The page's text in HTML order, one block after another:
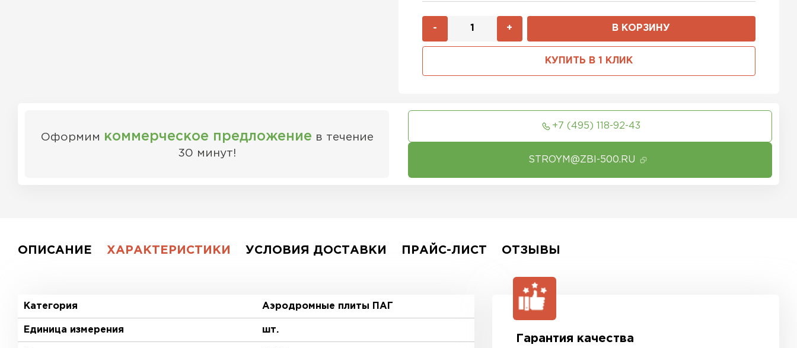
- + В КОРЗИНУ
КУПИТЬ В 1 КЛИК
Оформим коммерческое предложение в течение
30 минут!
+7 (495) 118-92-43
STROYM@ZBI-500.RU
ОПИСАНИЕ ХАРАКТЕРИСТИКИ УСЛОВИЯ ДОСТАВКИ ПРАЙС-ЛИСТ ОТЗЫВЫ
Категория Аэродромные плиты ПАГ
Единица измерения шт.
Гарантия качества